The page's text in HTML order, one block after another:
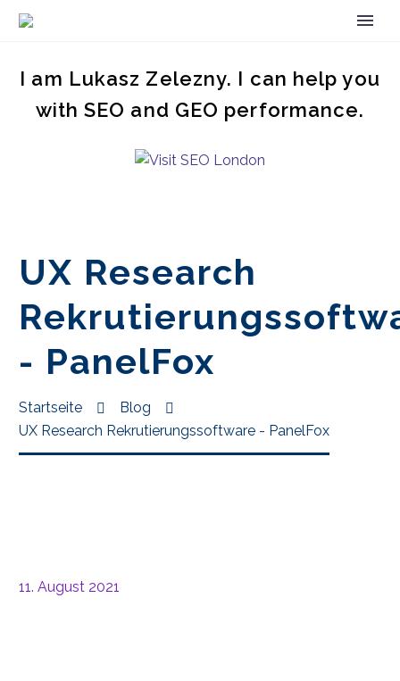
I am Lukasz Zelezny. I can help you
with SEO and GEO performance.
UX Research
- PanelFox
Startseite
Blog
UX Research Rekrutierungssoftware - PanelFox
11. August 2021